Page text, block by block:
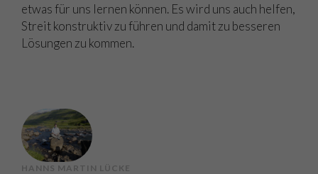
etwas für uns lernen können. Es wird uns auch helfen,
Streit konstruktiv zu führen und damit zu besseren
Lösungen zu kommen.
HANNS MARTIN LÜCKE